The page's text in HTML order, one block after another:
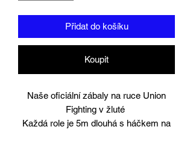
Přidat do košíku
Koupit
Naše oficiální zábaly na ruce Union
Fighting v žluté
Každá role je 5m dlouhá s háčkem na